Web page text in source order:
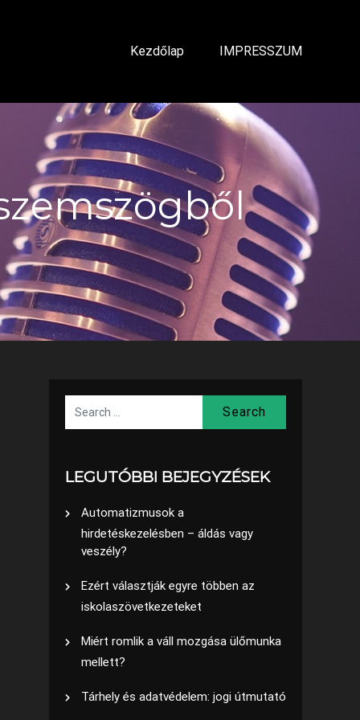
Kezdőlap IMPRESSZUM
LEGUTÓBBI BEJEGYZÉSEK
Automatizmusok a
hirdetéskezelésben – áldás vagy
veszély?
Ezért választják egyre többen az
iskolaszövetkezeteket
Miért romlik a váll mozgása ülőmunka
mellett?
Tárhely és adatvédelem: jogi útmutató